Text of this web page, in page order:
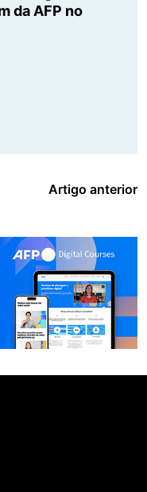
da AFP no
Artigo anterior